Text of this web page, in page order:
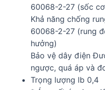
60068-2-27 (sốc
Khả năng chống
60068-2-27 (rung
hưởng)
Bảo vệ dây điện
ngược, quá áp và
Trọng lượng lb 0,4